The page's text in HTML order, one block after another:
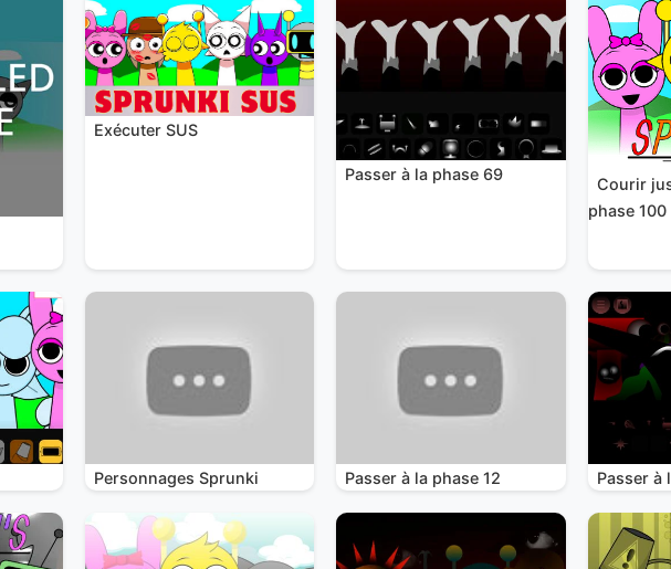
Exécuter SUS
Passer à la phase 69
Courir
phase 100
Personnages Sprunki Passer à la phase 12 Passer à